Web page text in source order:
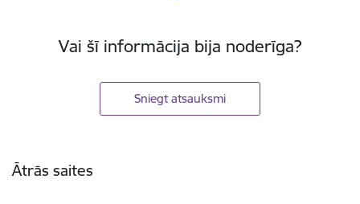
Vai šī informācija bija noderīga?
Sniegt atsauksmi
Ātrās saites